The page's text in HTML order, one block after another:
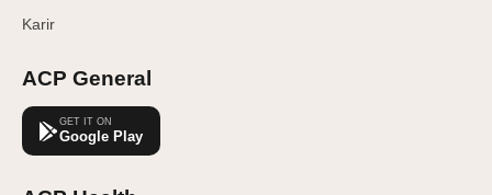
Karir
ACP General
GET IT ON
Google Play